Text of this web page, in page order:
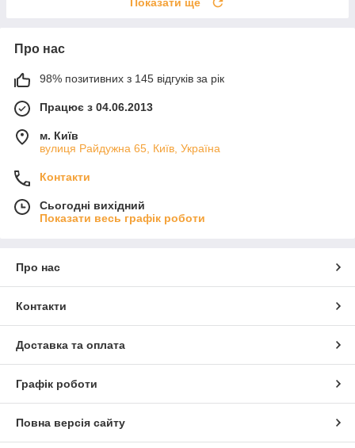
Про нас
98% позитивних з 145 відгуків за рік
Працює з 04.06.2013
м. Київ
вулиця Райдужна 65, Київ, Україна
Контакти
Сьогодні вихідний
Показати весь графік роботи
Про нас
Контакти
Доставка та оплата
Графік роботи
Повна версія сайту